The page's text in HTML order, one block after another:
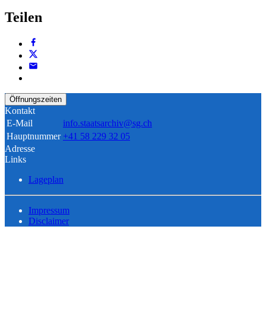
Teilen
Öffnungszeiten
Kontakt
E-Mail
info.staatsarchiv@sg.ch
Hauptnummer +41 58 229 32 05
Adresse
Links
Lageplan
Impressum
Disclaimer